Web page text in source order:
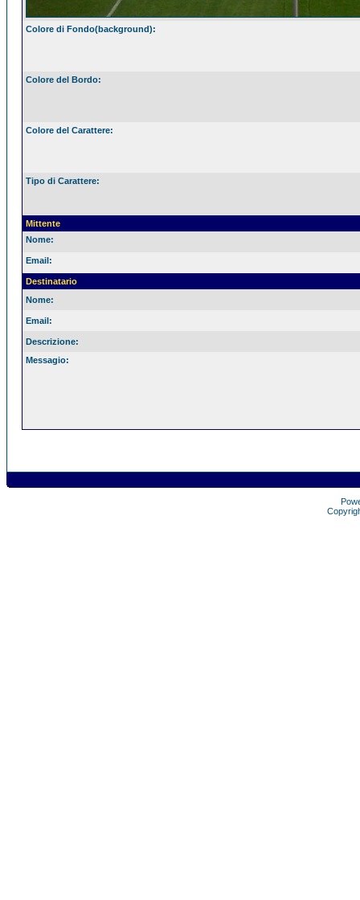
Colore di Fondo(background):
Colore del Bordo:
Colore del Carattere:
Tipo di Carattere:
Mittente
Nome:
Email:
Destinatario
Nome:
Email:
Descrizione:
Messagio: